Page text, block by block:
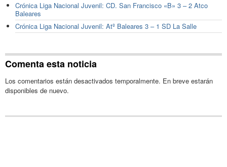
Crónica Liga Nacional Juvenil: CD. San Francisco «B» 3 – 2 Atco
Baleares
Crónica Liga Nacional Juvenil: Atº Baleares 3 – 1 SD La Salle
Comenta esta noticia
Los comentarios están desactivados temporalmente. En breve estarán
disponibles de nuevo.